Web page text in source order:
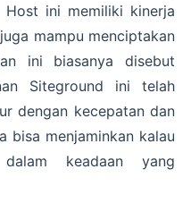
Host ini memiliki kinerja
mampu menciptakan
ini biasanya disebut
Siteground ini telah
dengan kecepatan dan
bisa menjaminkan kalau
keadaan yang